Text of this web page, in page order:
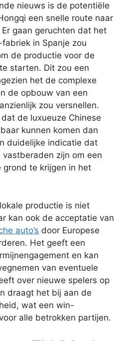
nieuws is de potentiële
een snelle route naar
gaan geruchten dat het
in Spanje zou
de productie voor de
starten. Dit zou een
het de complexe
de opbouw van een
zou versnellen.
de luxueuze Chinese
kunnen komen dan
duidelijke indicatie dat
vastberaden zijn om een
grond te krijgen in het
productie is niet
kan ook de acceptatie van
auto’s door Europese
Het geeft een
en kan
van eventuele
over nieuwe spelers op
draagt het bij aan de
wat een win-
alle betrokken partijen.